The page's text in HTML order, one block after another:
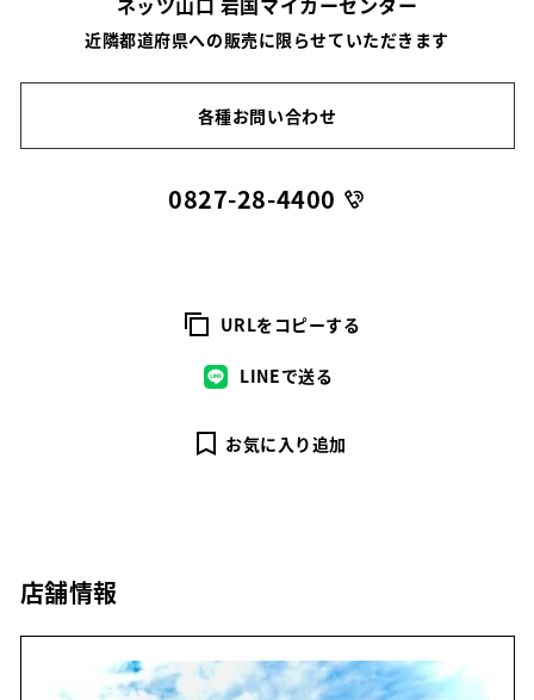
近隣都道府県への販売に限らせていただきます
各種お問い合わせ
0827-28-4400
URLをコピーする
LINEで送る
お気に入り追加
店舗情報